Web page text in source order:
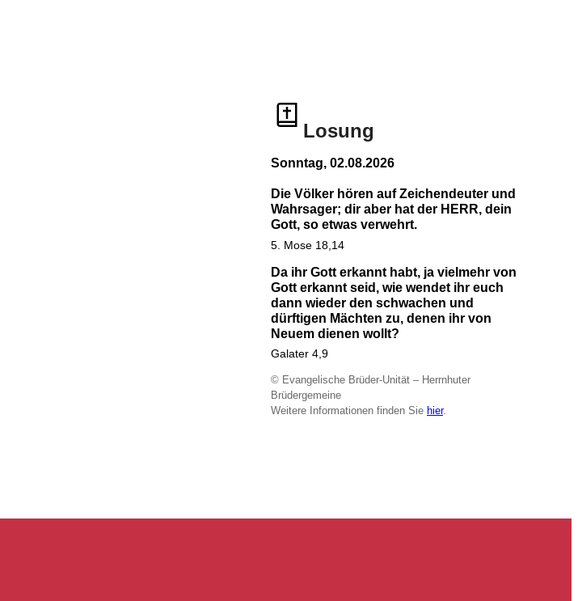
Losung
Sonntag, 02.08.2026
Die Völker hören auf Zeichendeuter und
Wahrsager; dir aber hat der HERR, dein
Gott, so etwas verwehrt.
5. Mose 18,14
Da ihr Gott erkannt habt, ja vielmehr von
Gott erkannt seid, wie wendet ihr euch
dann wieder den schwachen und
dürftigen Mächten zu, denen ihr von
Neuem dienen wollt?
Galater 4,9
© Evangelische Brüder-Unität – Herrnhuter
Brüdergemeine
Weitere Informationen finden Sie hier.